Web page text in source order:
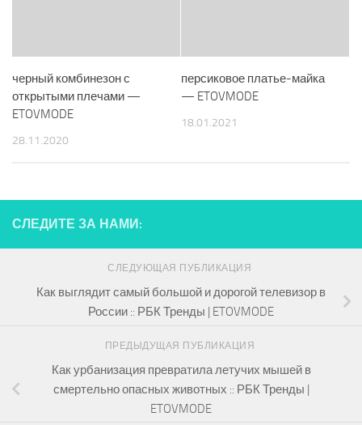
черный комбинезон с
открытыми плечами —
ETOVMODE
28.11.2020
персиковое платье-майка
— ETOVMODE
18.01.2021
СЛЕДИТЕ ЗА НАМИ:
СЛЕДУЮЩАЯ ПУБЛИКАЦИЯ
Как выглядит самый большой и дорогой телевизор в
России :: РБК Тренды | ETOVMODE
ПРЕДЫДУЩАЯ ПУБЛИКАЦИЯ
Как урбанизация превратила летучих мышей в
смертельно опасных животных :: РБК Тренды |
ETOVMODE